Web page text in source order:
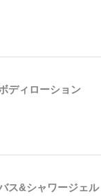
ディローション
ス&シャワージェル